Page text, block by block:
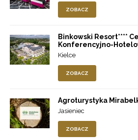
ZOBACZ
Binkowski Resort****
Konferencyjno-
Kielce
ZOBACZ
Agroturystyka
Jasieniec
ZOBACZ